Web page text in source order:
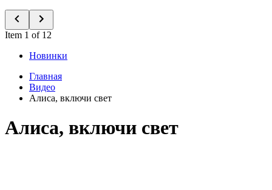
Item 1 of 12
Новинки
Главная
Видео
Алиса, включи свет
Алиса, включи свет